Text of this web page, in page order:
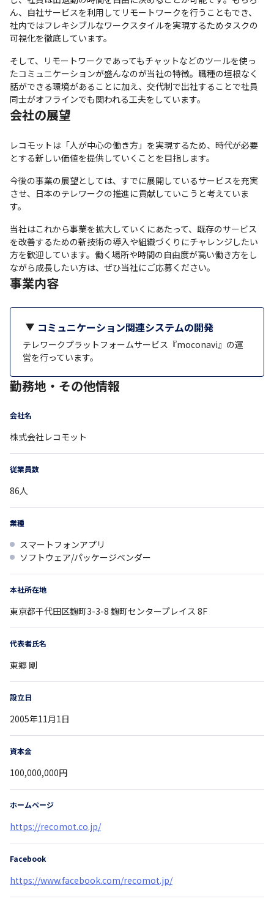
ん、自社サービスを利用してリモートワークを行うこともでき、
社内ではフレキシブルなワークスタイルを実現するためタスクの
可視化を徹底しています。
そして、リモートワークであってもチャットなどのツールを使っ
たコミュニケーションが盛んなのが当社の特徴。職種の垣根なく
話ができる環境があることに加え、交代制で出社することで社員
同士がオフラインでも関われる工夫をしています。
会社の展望
レコモットは「人が中心の働き方」を実現するため、時代が必要
とする新しい価値を提供していくことを目指します。
今後の事業の展望としては、すでに展開しているサービスを充実
させ、日本のテレワークの推進に貢献していこうと考えていま
す。
当社はこれから事業を拡大していくにあたって、既存のサービス
を改善するための新技術の導入や組織づくりにチャレンジしたい
方を歓迎しています。働く場所や時間の自由度が高い働き方をし
ながら成長したい方は、ぜひ当社にご応募ください。
事業内容
コミュニケーション関連システムの開発
テレワークプラットフォームサービス『moconavi』の運
営を行っています。
勤務地・その他情報
会社名
株式会社レコモット
従業員数
86人
業種
スマートフォンアプリ
ソフトウェア/パッケージベンダー
本社所在地
東京都千代田区麹町3-3-8 麹町センタープレイス 8F
代表者氏名
東郷 剛
設立日
2005年11月1日
資本金
100,000,000円
ホームページ
https://recomot.co.jp/
Facebook
https://www.facebook.com/recomot.jp/